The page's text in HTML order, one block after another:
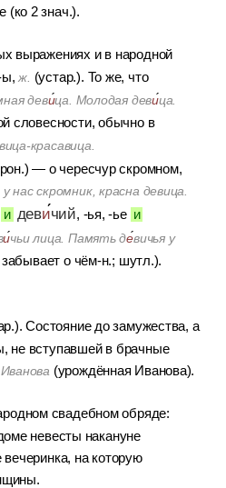
(ко 2 знач.).
выражениях и в народной
ы,ж. (устар.). То же, что
девица. Молодая девица.
словесности, обычно в
красавица.
— о чересчур скромном,
нас скромник, красна девица.
и девичий, -ья, -ье и
ичьи лица. Память девичья у
о чём-н.; шутл.).
Состояние до замужества, а
не вступавшей в брачные
(урождённая Иванова).
свадебном обряде:
невесты накануне
на которую